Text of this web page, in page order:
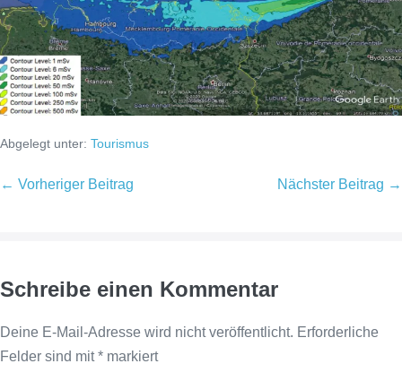
Abgelegt unter: Tourismus
Beitragsnavigation
← Vorheriger Beitrag Nächster Beitrag →
Schreibe einen Kommentar
Deine E-Mail-Adresse wird nicht veröffentlicht. Erforderliche
Felder sind mit* markiert